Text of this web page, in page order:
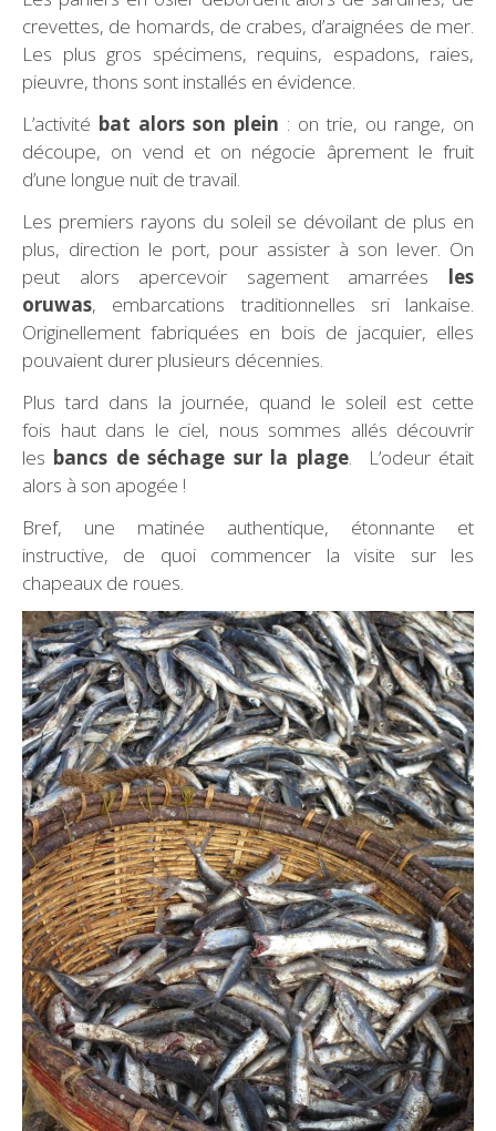
crevettes, de homards, de crabes, d’araignées de mer.
Les plus gros spécimens, requins, espadons, raies,
pieuvre, thons sont installés en évidence.
L’activité bat alors son plein : on trie, ou range, on
découpe, on vend et on négocie âprement le fruit
d’une longue nuit de travail.
Les premiers rayons du soleil se dévoilant de plus en
plus, direction le port, pour assister à son lever. On
peut alors apercevoir sagement amarrées les
oruwas, embarcations traditionnelles sri lankaise.
Originellement fabriquées en bois de jacquier, elles
pouvaient durer plusieurs décennies.
Plus tard dans la journée, quand le soleil est cette
fois haut dans le ciel, nous sommes allés découvrir
les bancs de séchage sur la plage. L’odeur était
alors à son apogée !
Bref, une matinée authentique, étonnante et
instructive, de quoi commencer la visite sur les
chapeaux de roues.